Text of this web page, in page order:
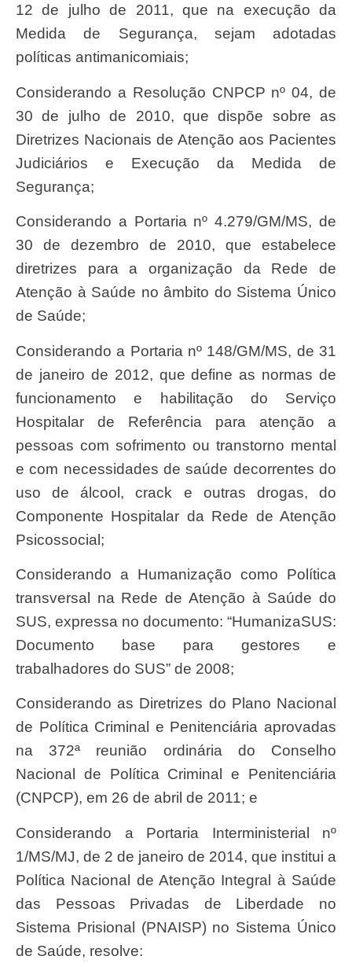
12 de julho de 2011, que na execução da
Medida de Segurança, sejam adotadas
políticas antimanicomiais;
Considerando a Resolução CNPCP nº 04, de
30 de julho de 2010, que dispõe sobre as
Diretrizes Nacionais de Atenção aos Pacientes
Judiciários e Execução da Medida de
Segurança;
Considerando a Portaria nº 4.279/GM/MS, de
30 de dezembro de 2010, que estabelece
diretrizes para a organização da Rede de
Atenção à Saúde no âmbito do Sistema Único
de Saúde;
Considerando a Portaria nº 148/GM/MS, de 31
de janeiro de 2012, que define as normas de
funcionamento e habilitação do Serviço
Hospitalar de Referência para atenção a
pessoas com sofrimento ou transtorno mental
e com necessidades de saúde decorrentes do
uso de álcool, crack e outras drogas, do
Componente Hospitalar da Rede de Atenção
Psicossocial;
Considerando a Humanização como Política
transversal na Rede de Atenção à Saúde do
SUS, expressa no documento: “HumanizaSUS:
Documento base para gestores e
trabalhadores do SUS” de 2008;
Considerando as Diretrizes do Plano Nacional
de Política Criminal e Penitenciária aprovadas
na 372ª reunião ordinária do Conselho
Nacional de Política Criminal e Penitenciária
(CNPCP), em 26 de abril de 2011; e
Considerando a Portaria Interministerial nº
1/MS/MJ, de 2 de janeiro de 2014, que institui a
Política Nacional de Atenção Integral à Saúde
das Pessoas Privadas de Liberdade no
Sistema Prisional (PNAISP) no Sistema Único
de Saúde, resolve: